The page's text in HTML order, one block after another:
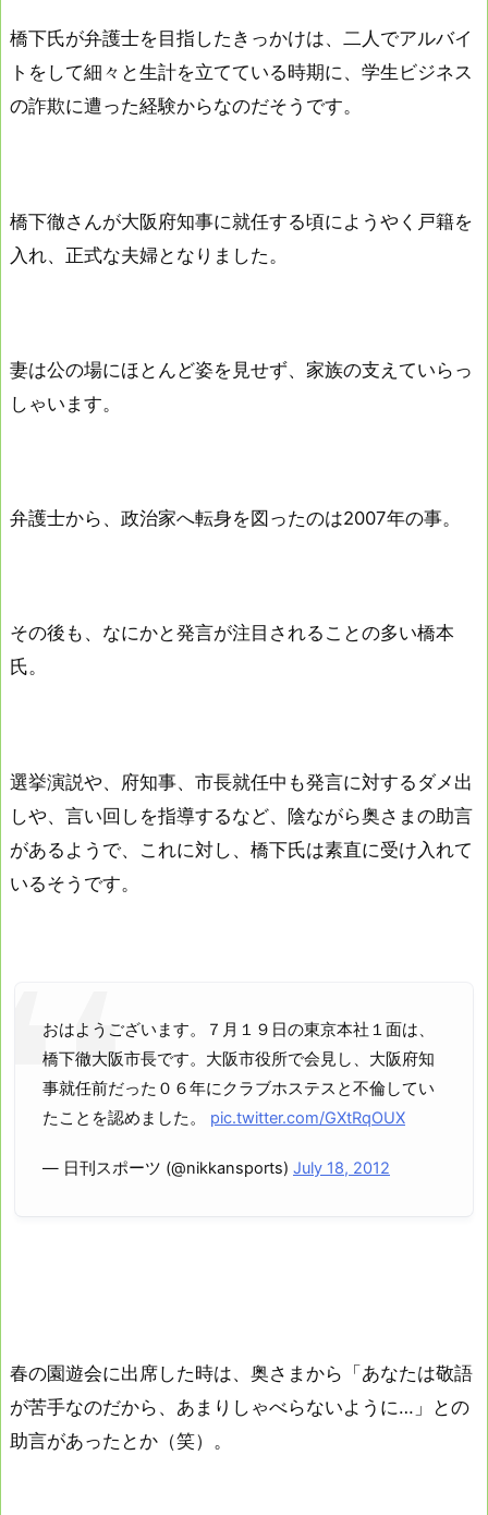
橋下氏が弁護士を目指したきっかけは、二人でアルバイ
トをして細々と生計を立てている時期に、学生ビジネス
の詐欺に遭った経験からなのだそうです。
橋下徹さんが大阪府知事に就任する頃にようやく戸籍を
入れ、正式な夫婦となりました。
妻は公の場にほとんど姿を見せず、家族の支えていらっ
しゃいます。
弁護士から、政治家へ転身を図ったのは2007年の事。
その後も、なにかと発言が注目されることの多い橋本
氏。
選挙演説や、府知事、市長就任中も発言に対するダメ出
しや、言い回しを指導するなど、陰ながら奥さまの助言
があるようで、これに対し、橋下氏は素直に受け入れて
いるそうです。
おはようございます。７月１９日の東京本社１面は、
橋下徹大阪市長です。大阪市役所で会見し、大阪府知
事就任前だった０６年にクラブホステスと不倫してい
たことを認めました。 pic.twitter.com/GXtRqOUX
— 日刊スポーツ (@nikkansports) July 18, 2012
春の園遊会に出席した時は、奥さまから「あなたは敬語
が苦手なのだから、あまりしゃべらないように…」との
助言があったとか（笑）。